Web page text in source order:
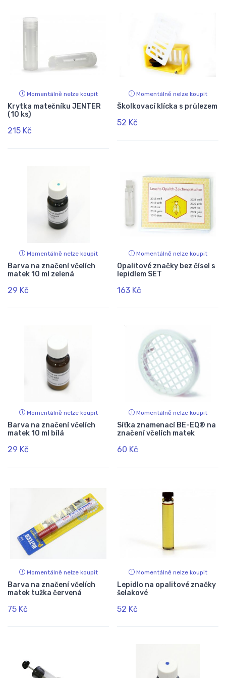
Momentálně nelze koupit
Krytka matečníku JENTER
(10 ks)
215 Kč
Momentálně nelze koupit
Školkovací klícka s průlezem
52 Kč
Momentálně nelze koupit
Barva na značení včelích
matek 10 ml zelená
29 Kč
Momentálně nelze koupit
Opalitové značky bez čísel s
lepidlem SET
163 Kč
Momentálně nelze koupit
Barva na značení včelích
matek 10 ml bílá
29 Kč
Momentálně nelze koupit
Síťka znamenací BE-EQ® na
značení včelích matek
60 Kč
Momentálně nelze koupit
Barva na značení včelích
matek tužka červená
75 Kč
Momentálně nelze koupit
Lepidlo na opalitové značky
šelakové
52 Kč